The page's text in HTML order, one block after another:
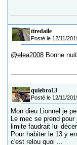
tiredaile
Posté le 12/11/
@elea2008 Bonne nuit
quiebro13
Posté le 12/11/
Mon dieu Lionnel je
Le mec se prend
limite faudrait lui
Pour habiter le 13 y
c'est relou quoi ...